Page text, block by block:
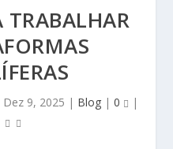
TRABALHAR
Dez 9, 2025 | Blog | 0 |